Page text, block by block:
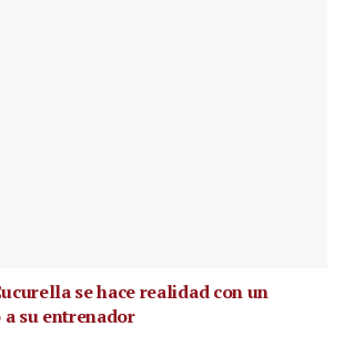
se hace realidad con un
su entrenador